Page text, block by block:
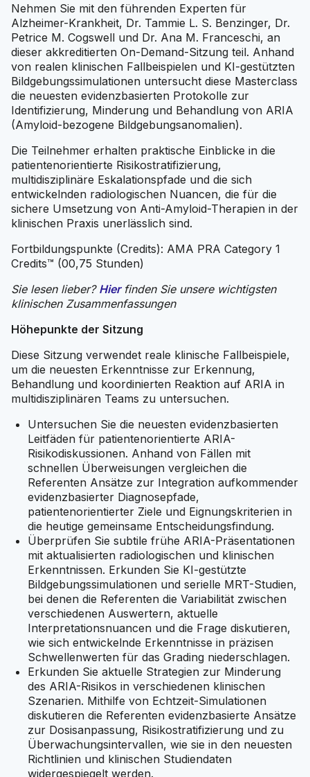
Nehmen Sie mit den führenden Experten für
Alzheimer-Krankheit, Dr. Tammie L. S. Benzinger, Dr.
Petrice M. Cogswell und Dr. Ana M. Franceschi, an
dieser akkreditierten On-Demand-Sitzung teil. Anhand
von realen klinischen Fallbeispielen und KI-gestützten
Bildgebungssimulationen untersucht diese Masterclass
die neuesten evidenzbasierten Protokolle zur
Identifizierung, Minderung und Behandlung von ARIA
(Amyloid-bezogene Bildgebungsanomalien).
Die Teilnehmer erhalten praktische Einblicke in die
patientenorientierte Risikostratifizierung,
multidisziplinäre Eskalationspfade und die sich
entwickelnden radiologischen Nuancen, die für die
sichere Umsetzung von Anti-Amyloid-Therapien in der
klinischen Praxis unerlässlich sind.
Fortbildungspunkte (Credits): AMA PRA Category 1
Credits™ (00,75 Stunden)
Sie lesen lieber? Hier finden Sie unsere wichtigsten
klinischen Zusammenfassungen
Höhepunkte der Sitzung
Diese Sitzung verwendet reale klinische Fallbeispiele,
um die neuesten Erkenntnisse zur Erkennung,
Behandlung und koordinierten Reaktion auf ARIA in
multidisziplinären Teams zu untersuchen.
Untersuchen Sie die neuesten evidenzbasierten
Leitfäden für patientenorientierte ARIA-
Risikodiskussionen. Anhand von Fällen mit
schnellen Überweisungen vergleichen die
Referenten Ansätze zur Integration aufkommender
evidenzbasierter Diagnosepfade,
patientenorientierter Ziele und Eignungskriterien in
die heutige gemeinsame Entscheidungsfindung.
Überprüfen Sie subtile frühe ARIA-Präsentationen
mit aktualisierten radiologischen und klinischen
Erkenntnissen. Erkunden Sie KI-gestützte
Bildgebungssimulationen und serielle MRT-Studien,
bei denen die Referenten die Variabilität zwischen
verschiedenen Auswertern, aktuelle
Interpretationsnuancen und die Frage diskutieren,
wie sich entwickelnde Erkenntnisse in präzisen
Schwellenwerten für das Grading niederschlagen.
Erkunden Sie aktuelle Strategien zur Minderung
des ARIA-Risikos in verschiedenen klinischen
Szenarien. Mithilfe von Echtzeit-Simulationen
diskutieren die Referenten evidenzbasierte Ansätze
zur Dosisanpassung, Risikostratifizierung und zu
Überwachungsintervallen, wie sie in den neuesten
Richtlinien und klinischen Studiendaten
widergespiegelt werden.